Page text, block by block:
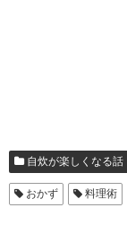
自炊が楽しくなる話
おかず 料理術